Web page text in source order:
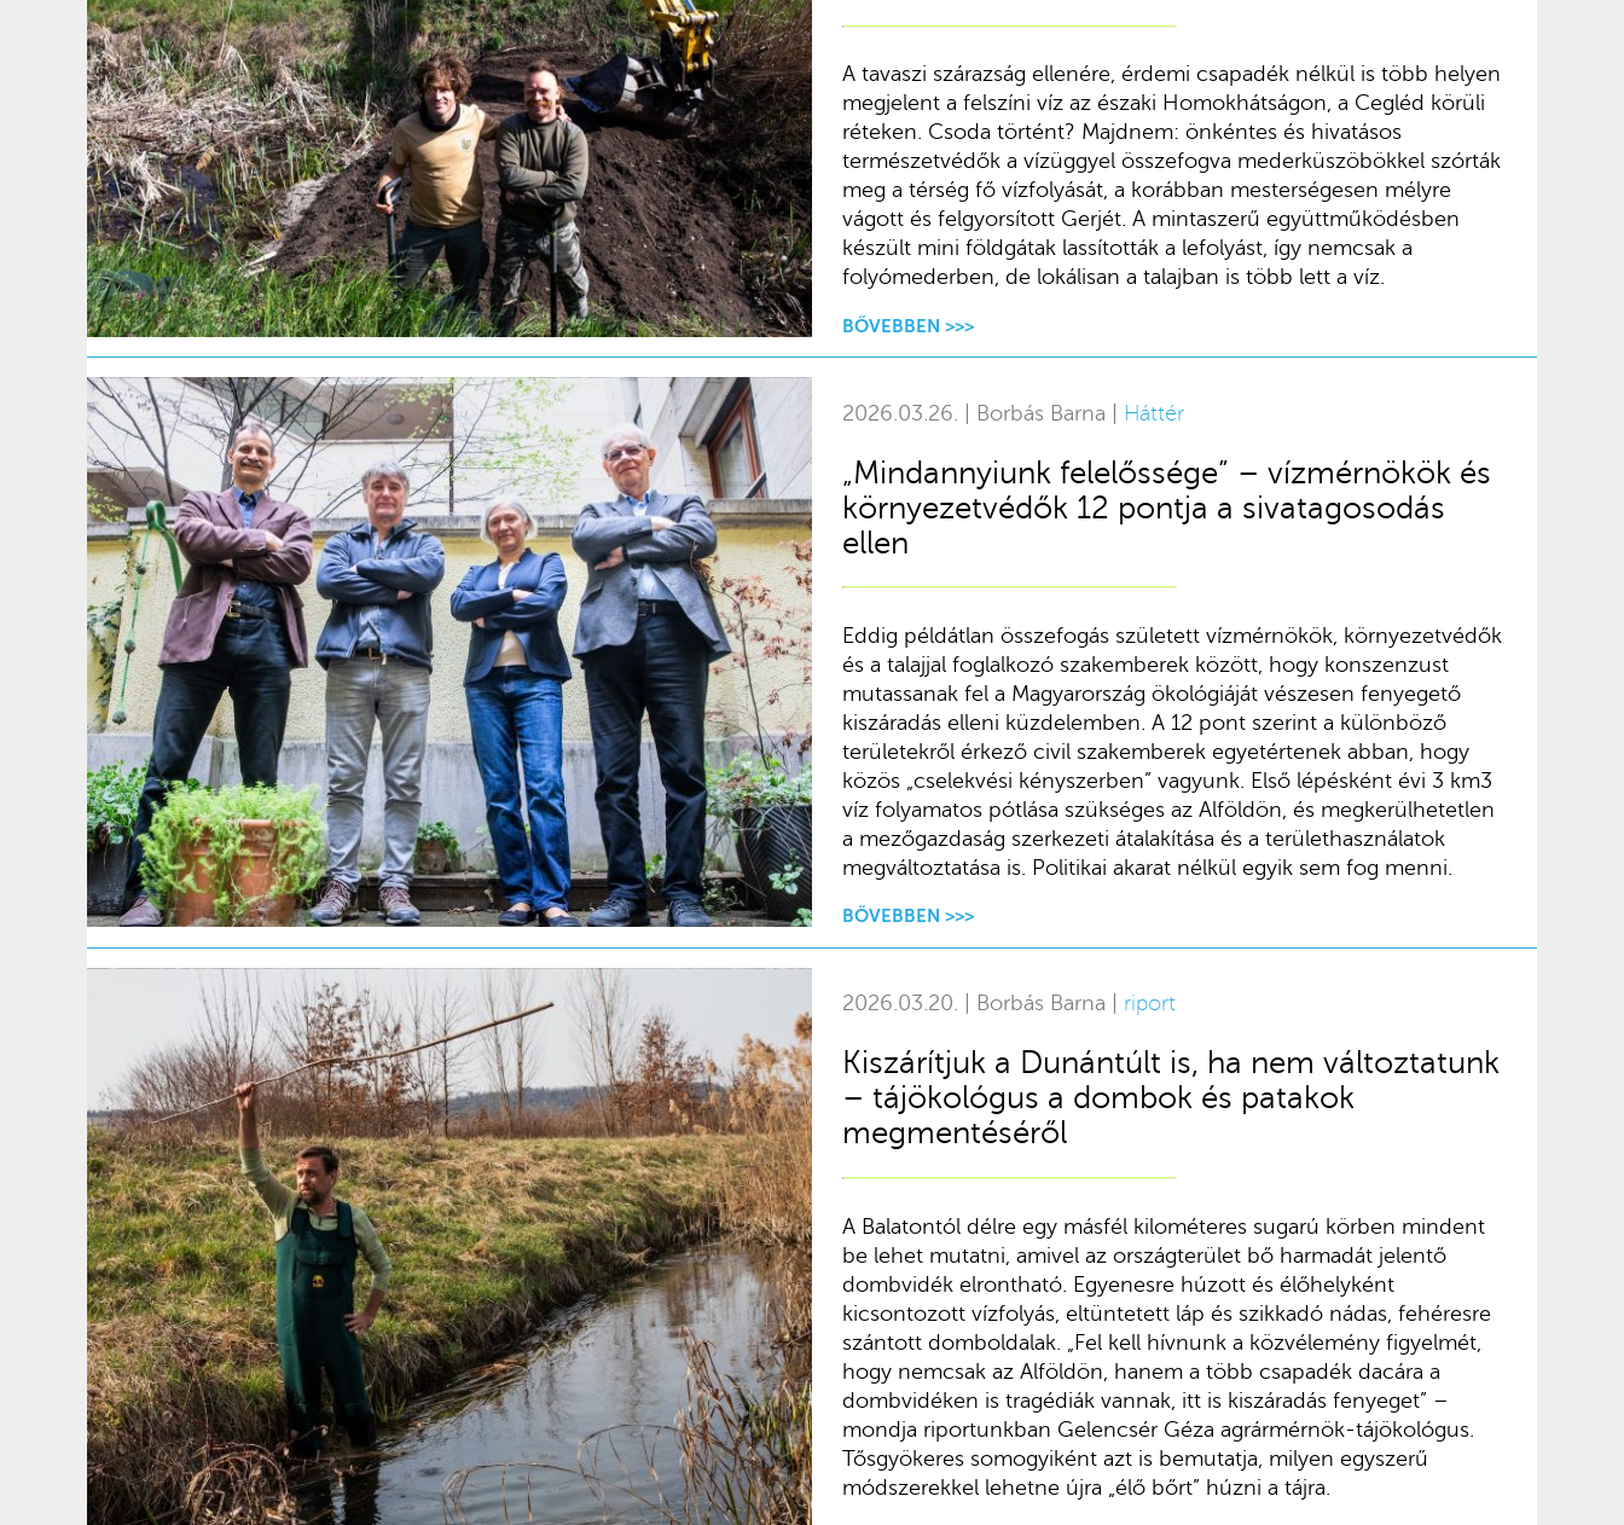
A tavaszi szárazság ellenére, érdemi csapadék nélkül is több helyen
megjelent a felszíni víz az északi Homokhátságon, a Cegléd körüli
réteken. Csoda történt? Majdnem: önkéntes és hivatásos
természetvédők a vízüggyel összefogva mederküszöbökkel szórták
meg a térség fő vízfolyását, a korábban mesterségesen mélyre
vágott és felgyorsított Gerjét. A mintaszerű együttműködésben
készült mini földgátak lassították a lefolyást, így nemcsak a
folyómederben, de lokálisan a talajban is több lett a víz.
BŐVEBBEN >>>
2026.03.26. | Borbás Barna | Háttér
„Mindannyiunk felelőssége” – vízmérnökök és
környezetvédők 12 pontja a sivatagosodás
ellen
Eddig példátlan összefogás született vízmérnökök, környezetvédők
és a talajjal foglalkozó szakemberek között, hogy konszenzust
mutassanak fel a Magyarország ökológiáját vészesen fenyegető
kiszáradás elleni küzdelemben. A 12 pont szerint a különböző
területekről érkező civil szakemberek egyetértenek abban, hogy
közös „cselekvési kényszerben” vagyunk. Első lépésként évi 3 km3
víz folyamatos pótlása szükséges az Alföldön, és megkerülhetetlen
a mezőgazdaság szerkezeti átalakítása és a területhasználatok
megváltoztatása is. Politikai akarat nélkül egyik sem fog menni.
BŐVEBBEN >>>
2026.03.20. | Borbás Barna | riport
Kiszárítjuk a Dunántúlt is, ha nem változtatunk
– tájökológus a dombok és patakok
megmentéséről
A Balatontól délre egy másfél kilométeres sugarú körben mindent
be lehet mutatni, amivel az országterület bő harmadát jelentő
dombvidék elrontható. Egyenesre húzott és élőhelyként
kicsontozott vízfolyás, eltüntetett láp és szikkadó nádas, fehéresre
szántott domboldalak. „Fel kell hívnunk a közvélemény figyelmét,
hogy nemcsak az Alföldön, hanem a több csapadék dacára a
dombvidéken is tragédiák vannak, itt is kiszáradás fenyeget” –
mondja riportunkban Gelencsér Géza agrármérnök-tájökológus.
Tősgyökeres somogyiként azt is bemutatja, milyen egyszerű
módszerekkel lehetne újra „élő bőrt” húzni a tájra.